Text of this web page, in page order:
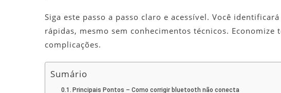
Siga este passo a passo claro e acessível. Você
rápidas, mesmo sem conhecimentos técnicos.
complicações.
Sumário
Principais Pontos – Como corrigir bluetooth não conecta